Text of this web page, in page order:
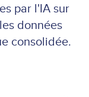
par l'IA sur
données
consolidée.